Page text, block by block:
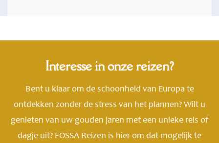
Interesse in onze reizen?
Bent u klaar om de schoonheid van Europa te
ontdekken zonder de stress van het plannen? Wilt u
genieten van uw gouden jaren met een unieke reis of
dagje uit? FOSSA Reizen is hier om dat mogelijk te